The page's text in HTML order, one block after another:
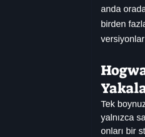
anda
birden
Tek
yalnızca
onları bir